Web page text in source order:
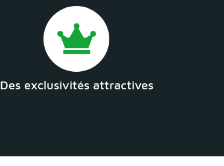
Des exclusivités attractives